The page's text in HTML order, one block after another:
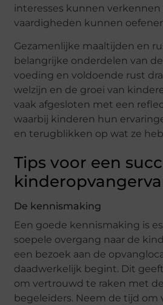
interesses kunnen verkennen
vaardigheden kunnen
Gezamenlijke maaltijden en
belangrijke onderdelen van
voeding en voldoende rust
welzijn en de groei van
vaak afgesloten met een
waarbij kinderen hun
en terugblikken op wat ze
Tips voor een
De kennismaking
Een goede kennismaking is
soepele overgang naar de
een bezoek aan de
daadwerkelijk begint. Dit
om vertrouwd te raken met
begeleiders. Neem de tijd om